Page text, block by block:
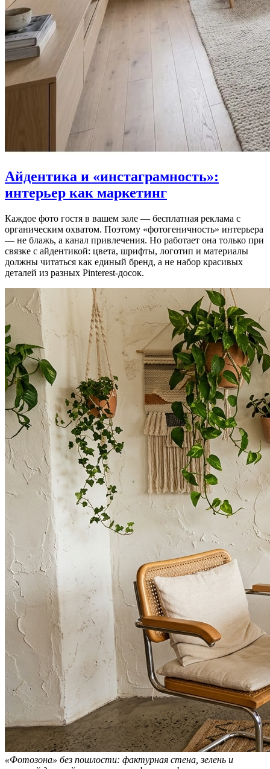
Айдентика и «инстаграмность»:
интерьер как маркетинг
Каждое фото гостя в вашем зале — бесплатная реклама с
органическим охватом. Поэтому «фотогеничность» интерьера
— не блажь, а канал привлечения. Но работает она только при
связке с айдентикой: цвета, шрифты, логотип и материалы
должны читаться как единый бренд, а не набор красивых
деталей из разных Pinterest-досок.
«Фотозона» без пошлости: фактурная стена, зелень и